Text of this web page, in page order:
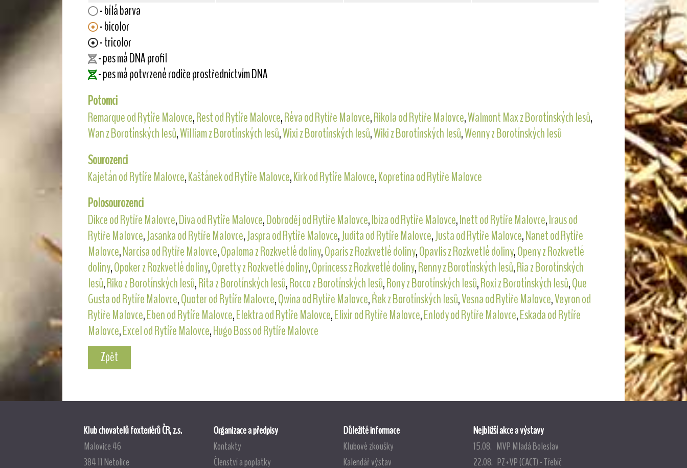
- bílá barva
- bicolor
- tricolor
- pes má DNA profil
- pes má potvrzené rodiče prostřednictvím DNA
Potomci
Remarque od Rytíře Malovce,Rest od Rytíře Malovce,Réva od Rytíře Malovce,Rikola od Rytíře Malovce,Walmont Max z Borotínských lesů,
Wan z Borotínských lesů,William z Borotínských lesů,Wixi z Borotínských lesů,Wiki z Borotínských lesů,Wenny z Borotínských lesů
Sourozenci
Kajetán od Rytíře Malovce,Kaštánek od Rytíře Malovce,Kirk od Rytíře Malovce,Kopretina od Rytíře Malovce
Polosourozenci
Dikce od Rytíře Malovce,Diva od Rytíře Malovce,Dobroděj od Rytíře Malovce,Ibiza od Rytíře Malovce,Inett od Rytíře Malovce,Iraus od
Rytíře Malovce,Jasanka od Rytíře Malovce,Jaspra od Rytíře Malovce,Judita od Rytíře Malovce,Justa od Rytíře Malovce,Nanet od Rytíře
Malovce,Narcisa od Rytíře Malovce,Opaloma z Rozkvetlé doliny,Oparis z Rozkvetlé doliny,Opavlis z Rozkvetlé doliny,Openy z Rozkvetlé
doliny,Opoker z Rozkvetlé doliny,Opretty z Rozkvetlé doliny,Oprincess z Rozkvetlé doliny,Renny z Borotínských lesů,Ria z Borotínských
lesů,Riko z Borotínských lesů,Rita z Borotínských lesů,Rocco z Borotínských lesů,Rony z Borotínských lesů,Roxi z Borotínských lesů,Que
Gusta od Rytíře Malovce,Quoter od Rytíře Malovce,Qwina od Rytíře Malovce,Řek z Borotínských lesů,Vesna od Rytíře Malovce,Veyron od
Rytíře Malovce,Eben od Rytíře Malovce,Elektra od Rytíře Malovce,Elixír od Rytíře Malovce,Enlody od Rytíře Malovce,Eskada od Rytíře
Malovce,Excel od Rytíře Malovce,Hugo Boss od Rytíře Malovce
Zpět
Klub chovatelů foxteriérů ČR, z.s.
Malovice 46
384 11 Netolice
Organizace a předpisy
Kontakty
Členství a poplatky
Důležité informace
Klubové zkoušky
Kalendář výstav
Nejbližší akce a výstavy
15.08. MVP Mladá Boleslav
22.08. PZ+VP (CACT) - Třebíč